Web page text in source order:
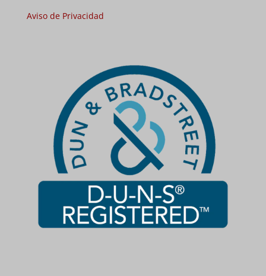
Aviso de Privacidad